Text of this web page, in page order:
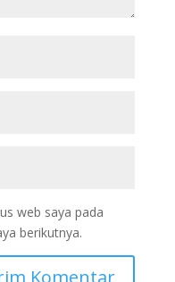
web saya pada
berikutnya.